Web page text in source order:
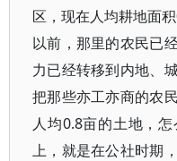
区，现在人均耕地面
以前，那里的农民已
力已经转移到内地、
把那些亦工亦商的农
人均0.8亩的土地，
上，就是在公社时期